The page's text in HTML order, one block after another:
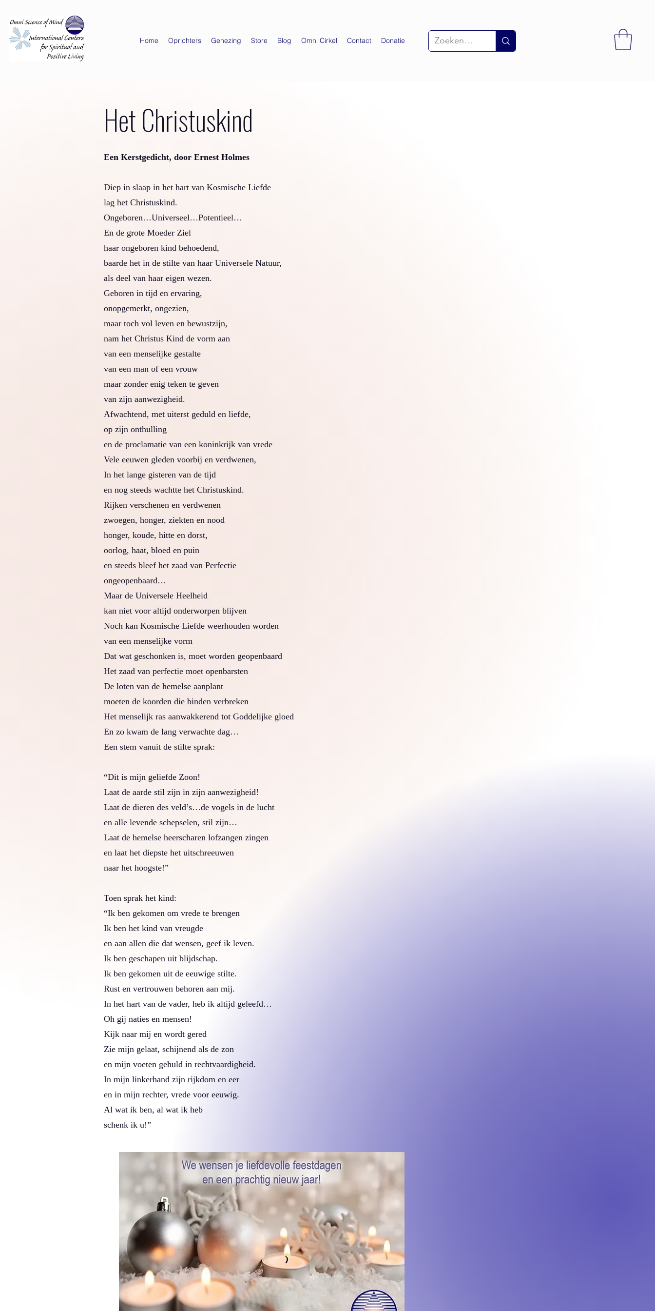
Home Oprichters Genezing Store Blog Omni Cirkel Contact Donatie
Het Christuskind
Een Kerstgedicht, door Ernest Holmes
Diep in slaap in het hart van Kosmische Liefde
lag het Christuskind.
Ongeboren…Universeel…Potentieel…
En de grote Moeder Ziel
haar ongeboren kind behoedend,
baarde het in de stilte van haar Universele Natuur,
als deel van haar eigen wezen.
Geboren in tijd en ervaring,
onopgemerkt, ongezien,
maar toch vol leven en bewustzijn,
nam het Christus Kind de vorm aan
van een menselijke gestalte
van een man of een vrouw
maar zonder enig teken te geven
van zijn aanwezigheid.
Afwachtend, met uiterst geduld en liefde,
op zijn onthulling
en de proclamatie van een koninkrijk van vrede
Vele eeuwen gleden voorbij en verdwenen,
In het lange gisteren van de tijd
en nog steeds wachtte het Christuskind.
Rijken verschenen en verdwenen
zwoegen, honger, ziekten en nood
honger, koude, hitte en dorst,
oorlog, haat, bloed en puin
en steeds bleef het zaad van Perfectie
ongeopenbaard…
Maar de Universele Heelheid
kan niet voor altijd onderworpen blijven
Noch kan Kosmische Liefde weerhouden worden
van een menselijke vorm
Dat wat geschonken is, moet worden geopenbaard
Het zaad van perfectie moet openbarsten
De loten van de hemelse aanplant
moeten de koorden die binden verbreken
Het menselijk ras aanwakkerend tot Goddelijke gloed
En zo kwam de lang verwachte dag…
Een stem vanuit de stilte sprak:
“Dit is mijn geliefde Zoon!
Laat de aarde stil zijn in zijn aanwezigheid!
Laat de dieren des veld’s…de vogels in de lucht
en alle levende schepselen, stil zijn…
Laat de hemelse heerscharen lofzangen zingen
en laat het diepste het uitschreeuwen
naar het hoogste!”
Toen sprak het kind:
“Ik ben gekomen om vrede te brengen
Ik ben het kind van vreugde
en aan allen die dat wensen, geef ik leven.
Ik ben geschapen uit blijdschap.
Ik ben gekomen uit de eeuwige stilte.
Rust en vertrouwen behoren aan mij.
In het hart van de vader, heb ik altijd geleefd…
Oh gij naties en mensen!
Kijk naar mij en wordt gered
Zie mijn gelaat, schijnend als de zon
en mijn voeten gehuld in rechtvaardigheid.
In mijn linkerhand zijn rijkdom en eer
en in mijn rechter, vrede voor eeuwig.
Al wat ik ben, al wat ik heb
schenk ik u!”